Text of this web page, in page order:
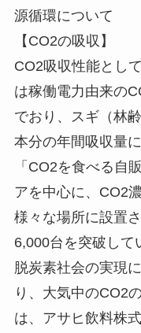
源循環について
【CO2の吸収】
CO2吸収性能とし
は稼働電力由来の
でおり、スギ（林
本分の年間吸収量
「CO2を食べる自
アを中心に、CO2
様々な場所に設置
6,000台を突破して
脱炭素社会の実現
り、大気中のCO2
は、アサヒ飲料株